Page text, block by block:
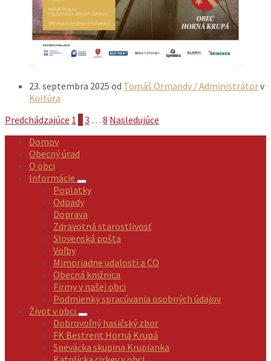
23. septembra 2025 od Tomáš Ormandy / Administrátorv
Kultúra
Stránkovanie
príspevkov
Predchádzajúce 1 2 3 … 8 Nasledujúce
Domov
Obecný úrad
O obci
Informácie
Poplatky
Odpady
Doprava
Zdravotná starostlivosť
Slovenská pošta
Voľby
Mimoriadne udalosti a CO
Obecná knižnica
Firmy v našej obci
Podmienky spracúvania osobných údajov
Život v obci
Dobrovoľný hasičský zbor
FK Bestrent Horná Krupá
Spevácka skupina Krupianka